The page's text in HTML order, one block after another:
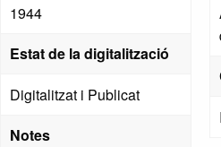
1944
Estat de la digitalització
Digitalitzat i Publicat
Notes